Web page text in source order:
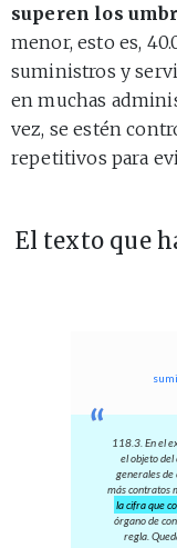
superen los
menor, esto es,
suministros y
en muchas
vez, se estén
repetitivos para
El texto que
118.3. En el
el objeto del
generales de
más contratos
la cifra que
órgano de
regla.